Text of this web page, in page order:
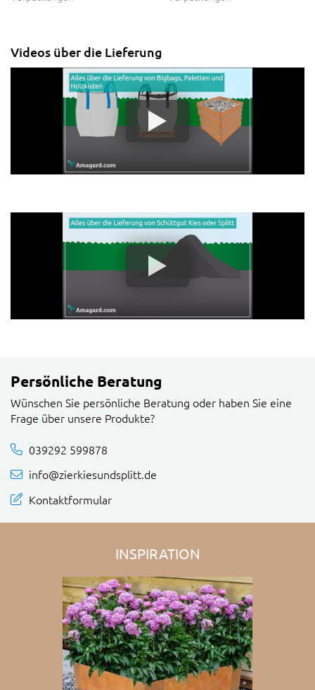
Videos über die Lieferung
Persönliche Beratung
Wünschen Sie persönliche Beratung oder haben Sie eine
Frage über unsere Produkte?
039292 599878
info@zierkiesundsplitt.de
Kontaktformular
INSPIRATION